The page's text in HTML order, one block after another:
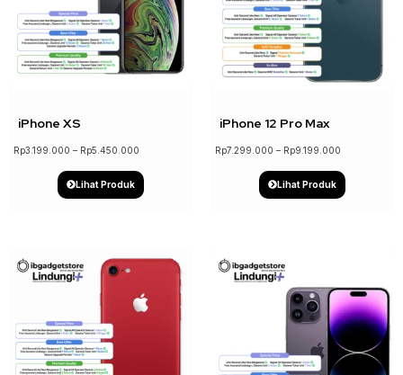
iPhone XS
Rp3.199.000 – Rp5.450.000
Lihat Produk
iPhone 12 Pro Max
Rp7.299.000 – Rp9.199.000
Lihat Produk